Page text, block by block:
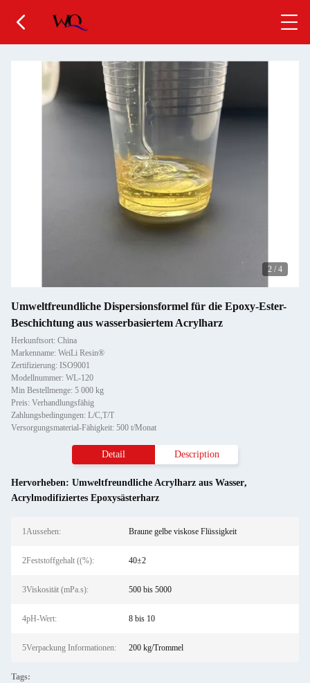
2 / 4
Umweltfreundliche Dispersionsformel für die Epoxy-Ester-
Beschichtung aus wasserbasiertem Acrylharz
Herkunftsort: China
Markenname: WeiLi Resin®
Zertifizierung: ISO9001
Modellnummer: WL-120
Min Bestellmenge: 5 000 kg
Preis: Verhandlungsfähig
Zahlungsbedingungen: L/C,T/T
Versorgungsmaterial-Fähigkeit: 500 t/Monat
Detail Description
Hervorheben: Umweltfreundliche Acrylharz aus Wasser,
Acrylmodifiziertes Epoxysästerharz
1Aussehen: Braune gelbe viskose Flüssigkeit
2Feststoffgehalt ((%): 40±2
3Viskosität (mPa.s): 500 bis 5000
4pH-Wert: 8 bis 10
5Verpackung Informationen: 200 kg/Trommel
Tags: